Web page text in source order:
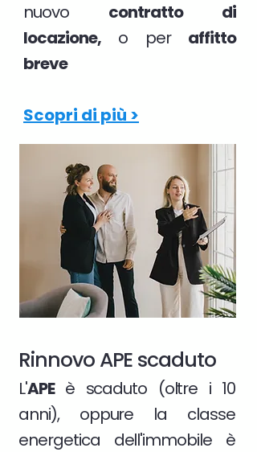
nuovo contratto di
locazione, o peraffitto
breve
Scopri di più >
Rinnovo APE scaduto
L'APEè scaduto (oltre i 10
anni), oppure la classe
energetica dell'immobile è